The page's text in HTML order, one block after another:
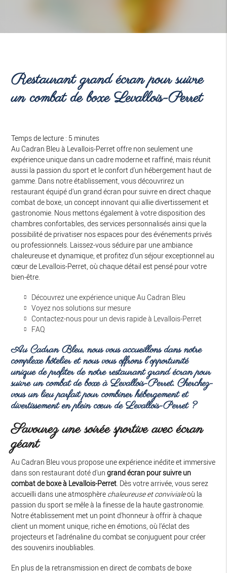
Restaurant grand écran pour suivre
un combat de boxe Levallois-Perret
Temps de lecture : 5 minutes
Au Cadran Bleu à Levallois-Perret offre non seulement une
expérience unique dans un cadre moderne et raffiné, mais réunit
aussi la passion du sport et le confort d'un hébergement haut de
gamme. Dans notre établissement, vous découvrirez un
restaurant équipé d'un grand écran pour suivre en direct chaque
combat de boxe, un concept innovant qui allie divertissement et
gastronomie. Nous mettons également à votre disposition des
chambres confortables, des services personnalisés ainsi que la
possibilité de privatiser nos espaces pour des événements privés
ou professionnels. Laissez-vous séduire par une ambiance
chaleureuse et dynamique, et profitez d'un séjour exceptionnel au
cœur de Levallois-Perret, où chaque détail est pensé pour votre
bien-être.
Découvrez une expérience unique Au Cadran Bleu
Voyez nos solutions sur mesure
Contactez-nous pour un devis rapide à Levallois-Perret
FAQ
Au Cadran Bleu, nous vous accueillons dans notre
complexe hôtelier et nous vous offrons l'opportunité
unique de profiter de notrerestaurant grand écran pour
suivre un combat de boxe à Levallois-Perret. Cherchez-
vous un lieu parfait pour combiner hébergement et
divertissement en plein cœur de Levallois-Perret ?
Savourez une soirée sportive avec écran
géant
Au Cadran Bleu vous propose une expérience inédite et immersive
dans son restaurant doté d'ungrand écran pour suivre un
combat de boxe à Levallois-Perret. Dès votre arrivée, vous serez
accueilli dans une atmosphère chaleureuse et convivialeoù la
passion du sport se mêle à la finesse de la haute gastronomie.
Notre établissement met un point d'honneur à offrir à chaque
client un moment unique, riche en émotions, où l'éclat des
projecteurs et l'adrénaline du combat se conjuguent pour créer
des souvenirs inoubliables.
En plus de la retransmission en direct de combats de boxe